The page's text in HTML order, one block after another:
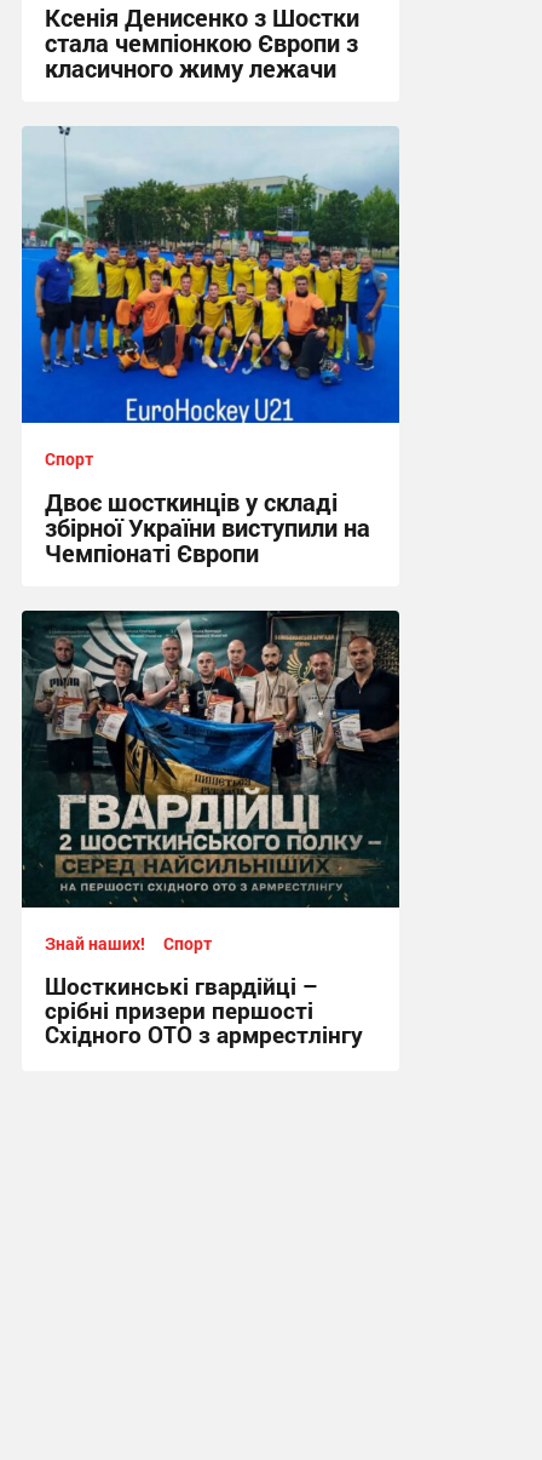
Ксенія Денисенко з Шостки
стала чемпіонкою Європи з
класичного жиму лежачи
17:09, 4.08.2026
Спорт
Двоє шосткинців у складі
збірної України виступили на
Чемпіонаті Європи
12:57, 2.08.2026
Знай наших! Спорт
Шосткинські гвардійці –
срібні призери першості
Східного ОТО з армрестлінгу